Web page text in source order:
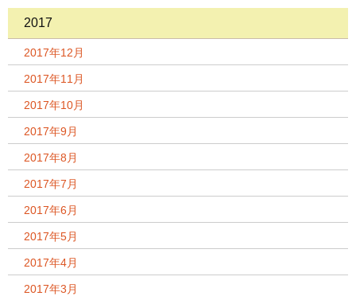
2017
2017年12月
2017年11月
2017年10月
2017年9月
2017年8月
2017年7月
2017年6月
2017年5月
2017年4月
2017年3月